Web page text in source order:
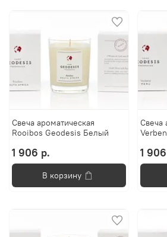
Свеча ароматическая
Rooibos Geodesis Белый
1 906 р.
В корзину
Свеча
1